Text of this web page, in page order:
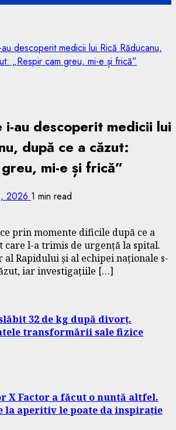
descoperit medicii lui Rică Răducanu,
„Respir cam greu, mi-e și frică”
i-au descoperit medicii lui
după ce a căzut:
mi-e și frică”
2026 1 min read
prin momente dificile după ce a
care l-a trimis de urgență la spital.
al Rapidului și al echipei naționale s-
iar investigațiile […]
32 de kg după divorț.
transformării sale fizice
X Factor a făcut o nuntă altfel.
la aperitiv le poate da inspirație